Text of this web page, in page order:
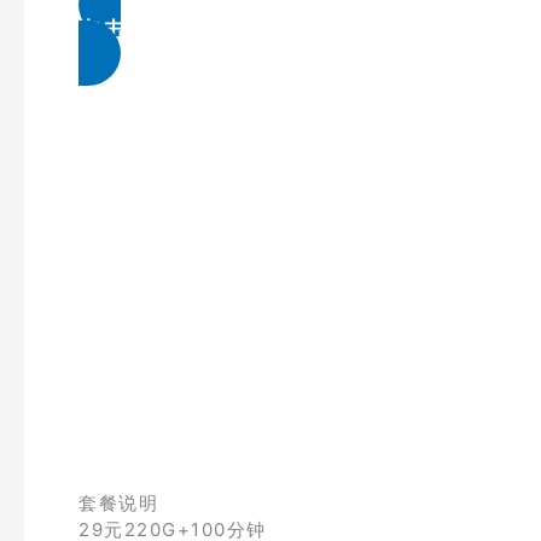
点击免费领取
套餐说明
29元220G+100分钟